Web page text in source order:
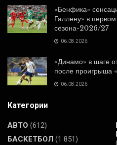
«Бенфика»
Галлену» в
сезона-2026/27
06.08.2026
«Динамо» в шаге
после проигрыша
06.08.2026
Категории
АВТО (612)
БАСКЕТБОЛ (1 851)